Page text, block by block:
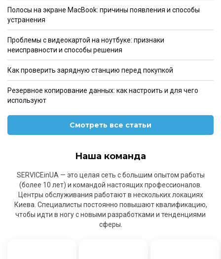
Полосы на экране MacBook: причины появления и способы
устранения
Проблемы с видеокартой на ноутбуке: признаки
неисправности и способы решения
Как проверить зарядную станцию перед покупкой
Резервное копирование данных: как настроить и для чего
используют
Смотреть все статьи
Наша команда
SERVICEinUA — это целая сеть с большим опытом работы
(более 10 лет) и командой настоящих профессионалов.
Центры обслуживания работают в нескольких локациях
Киева. Специалисты постоянно повышают квалификацию,
чтобы идти в ногу с новыми разработками и тенденциями
сферы.